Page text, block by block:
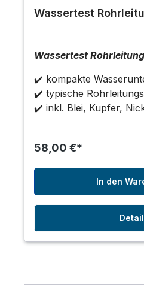
Wassertest
Wassertest Rohrleitung
✔️ kompakte
✔️ typische
✔️ inkl. Blei, Kupfer,
58,00 €*
In den